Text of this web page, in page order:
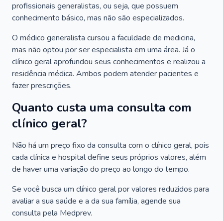
profissionais generalistas, ou seja, que possuem
conhecimento básico, mas não são especializados.
O médico generalista cursou a faculdade de medicina,
mas não optou por ser especialista em uma área. Já o
clínico geral aprofundou seus conhecimentos e realizou a
residência médica. Ambos podem atender pacientes e
fazer prescrições.
Quanto custa uma consulta com
clínico geral?
Não há um preço fixo da consulta com o clínico geral, pois
cada clínica e hospital define seus próprios valores, além
de haver uma variação do preço ao longo do tempo.
Se você busca um clínico geral por valores reduzidos para
avaliar a sua saúde e a da sua família, agende sua
consulta pela Medprev.